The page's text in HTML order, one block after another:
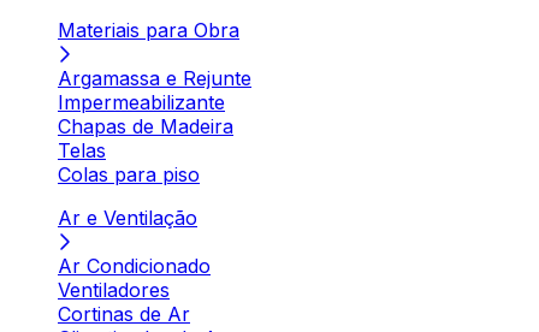
Materiais para Obra
Argamassa e Rejunte
Impermeabilizante
Chapas de Madeira
Telas
Colas para piso
Ar e Ventilação
Ar Condicionado
Ventiladores
Cortinas de Ar